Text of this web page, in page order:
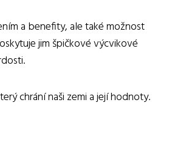
a benefity, ale také možnost
jim špičkové výcvikové
chrání naši zemi a její hodnoty.